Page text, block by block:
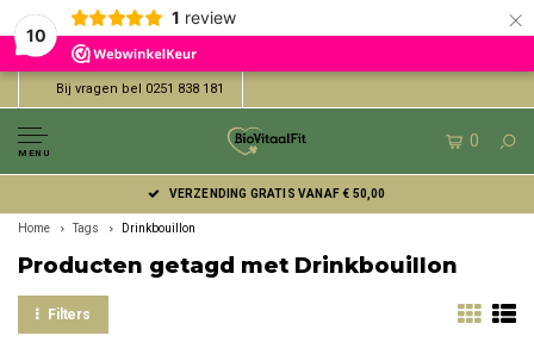
10
1 review ×
Bij vragen bel 0251 838 181
MENU
0
VERZENDING GRATIS VANAF € 50,00
Home Tags Drinkbouillon
Producten getagd met Drinkbouillon
Filters